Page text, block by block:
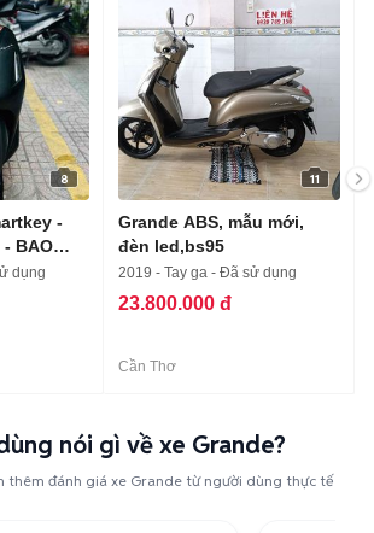
8
-
- BAO
dụng
11
Grande ABS, mẫu mới,
đèn led,bs95
2019 - Tay ga - Đã sử dụng
23.800.000 đ
Cần Thơ
nói gì về xe Grande?
thêm đánh giá xe Grande từ người dùng thực tế